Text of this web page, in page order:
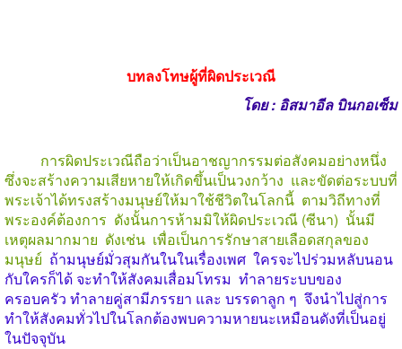
บทลงโทษผู้ที่ผิดประเวณี
โดย : อิสมาอีล บินกอเซ็ม
การผิดประเวณีถือว่าเป็นอาชญากรรมต่อสังคมอย่างหนึ่ง
ซึ่งจะสร้างความเสียหายให้เกิดขึ้นเป็นวงกว้าง และขัดต่อระบบที่
พระเจ้าได้ทรงสร้างมนุษย์ให้มาใช้ชีวิตในโลกนี้ ตามวิถีทางที่
พระองค์ต้องการ ดังนั้นการห้ามมิให้ผิดประเวณี (ซีนา) นั้นมี
เหตุผลมากมาย ดังเช่น เพื่อเป็นการรักษาสายเลือดสกุลของ
มนุษย์ ถ้ามนุษย์มั่วสุมกันในในเรื่องเพศ ใครจะไปร่วมหลับนอน
กับใครก็ได้ จะทำให้สังคมเสื่อมโทรม ทำลายระบบของ
ครอบครัว ทำลายคู่สามีภรรยา และ บรรดาลูก ๆ จึงนำไปสู่การ
ทำให้สังคมทั่วไปในโลกต้องพบความหายนะเหมือนดังที่เป็นอยู่
ในปัจจุบัน